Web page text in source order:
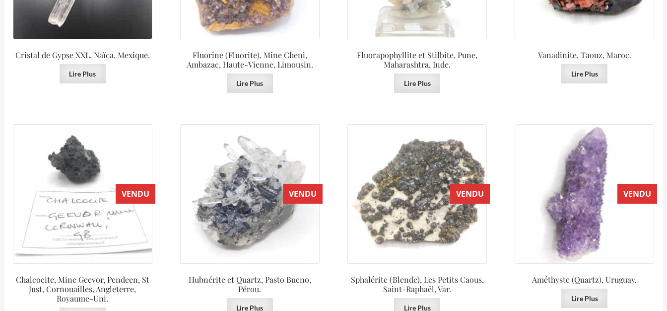
Cristal de Gypse XXL, Naïca, Mexique.
Lire Plus
Fluorine (Fluorite), Mine Cheni,
Ambazac, Haute-Vienne, Limousin.
Lire Plus
Fluorapophyllite et Stilbite, Pune,
Maharashtra, Inde.
Lire Plus
Vanadinite, Taouz, Maroc.
Lire Plus
VENDU
Chalcocite, Mine Geevor, Pendeen, St
Just, Cornouailles, Angleterre,
Royaume-Uni.
VENDU
Hubnérite et Quartz, Pasto Bueno,
Pérou.
Lire Plus
VENDU
Sphalérite (Blende), Les Petits Caous,
Saint-Raphaël, Var.
Lire Plus
VENDU
Améthyste (Quartz), Uruguay.
Lire Plus